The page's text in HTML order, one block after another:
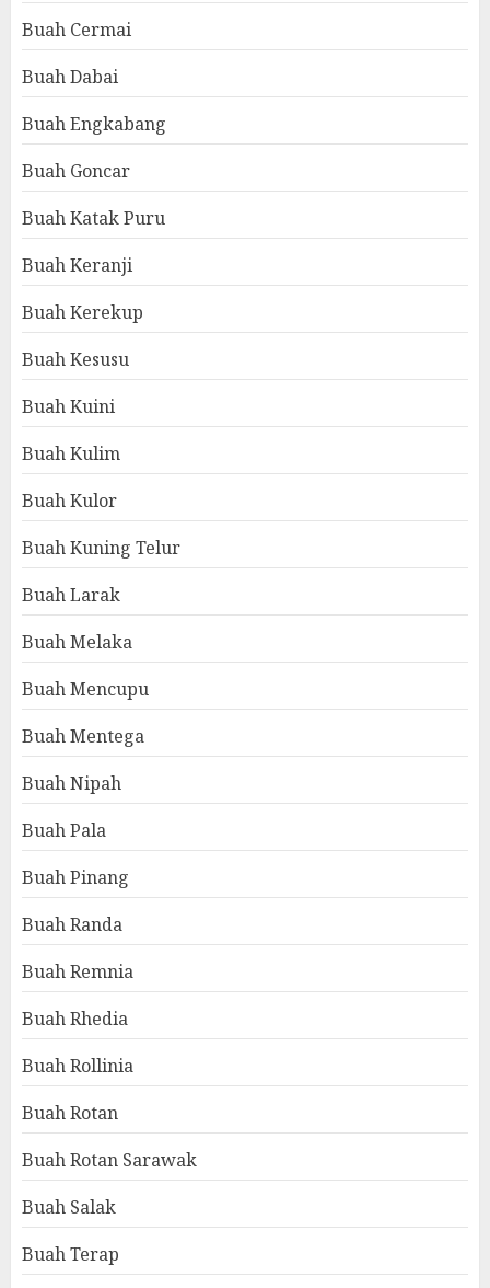
Buah Cermai
Buah Dabai
Buah Engkabang
Buah Goncar
Buah Katak Puru
Buah Keranji
Buah Kerekup
Buah Kesusu
Buah Kuini
Buah Kulim
Buah Kulor
Buah Kuning Telur
Buah Larak
Buah Melaka
Buah Mencupu
Buah Mentega
Buah Nipah
Buah Pala
Buah Pinang
Buah Randa
Buah Remnia
Buah Rhedia
Buah Rollinia
Buah Rotan
Buah Rotan Sarawak
Buah Salak
Buah Terap